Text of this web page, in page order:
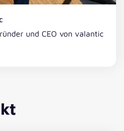
und CEO von valantic